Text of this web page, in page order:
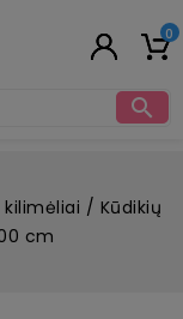
0

Kūdikių
cm